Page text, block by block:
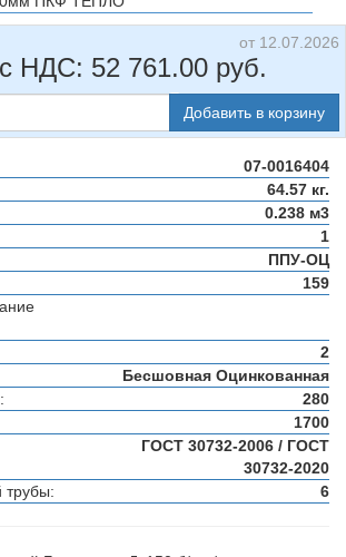
от 12.07.2026
НДС: 52 761.00руб.
Добавить в корзину
07-0016404
64.57 кг.
0.238 м3
1
ППУ-ОЦ
159
2
Бесшовная Оцинкованная
280
1700
ГОСТ 30732-2006 / ГОСТ
30732-2020
трубы:
6